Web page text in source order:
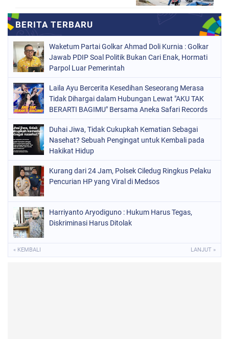
Waketum Partai Golkar Ahmad Doli Kurnia : Golkar
Jawab PDIP Soal Politik Bukan Cari Enak, Hormati
Parpol Luar Pemerintah
Laila Ayu Bercerita Kesedihan Seseorang Merasa
Tidak Dihargai dalam Hubungan Lewat "AKU TAK
BERARTI BAGIMU" Bersama Aneka Safari Records
Duhai Jiwa, Tidak Cukupkah Kematian Sebagai
Nasehat? Sebuah Pengingat untuk Kembali pada
Hakikat Hidup
Kurang dari 24 Jam, Polsek Ciledug Ringkus Pelaku
Pencurian HP yang Viral di Medsos
Harriyanto Aryodiguno : Hukum Harus Tegas,
Diskriminasi Harus Ditolak
« KEMBALI LANJUT »